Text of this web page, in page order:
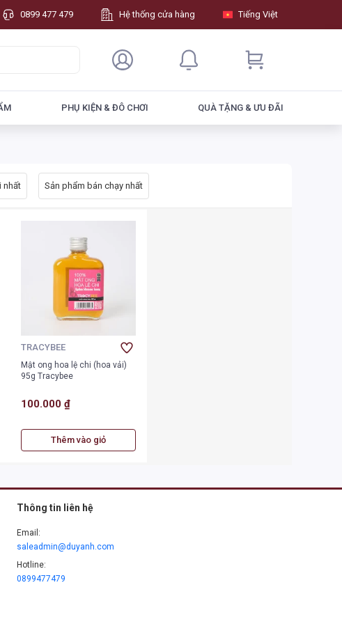
0899 477 479 Hệ thống cửa hàng Tiếng Việt
PHỤ KIỆN & ĐÔ CHƠI QUÀ TẶNG & ƯU ĐÃI
nhất Sản phẩm bán chạy nhất
TRACYBEE
Mật ong hoa lệ chi (hoa vải)
95g Tracybee
100.000 ₫
Thêm vào giỏ
Thông tin liên hệ
Email:
saleadmin@duyanh.com
Hotline:
0899477479